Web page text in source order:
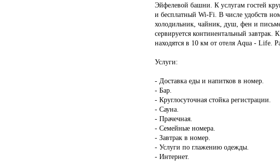
Эйфелевой башни. К услугам гостей
и бесплатный Wi-Fi. В числе удобств
холодильник, чайник, душ, фен и
сервируется континентальный
находятся в 10 км от отеля Aqua - Life.
Услуги:
- Доставка еды и напитков в номер.
- Бар.
- Круглосуточная стойка регистрации.
- Сауна.
- Прачечная.
- Семейные номера.
- Завтрак в номер.
- Услуги по глажению одежды.
- Интернет.